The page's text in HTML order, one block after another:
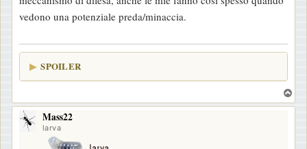
i
o
vedono una potenziale preda/minaccia.
SPOILER
o
Mass22
larva